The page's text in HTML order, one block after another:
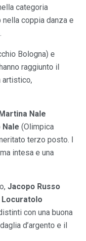
categoria
coppia danza e
Bologna) e
raggiunto il
artistico,
Nale
Nale (Olimpica
terzo posto. I
intesa e una
Jacopo Russo
Locuratolo
con una buona
d’argento e il